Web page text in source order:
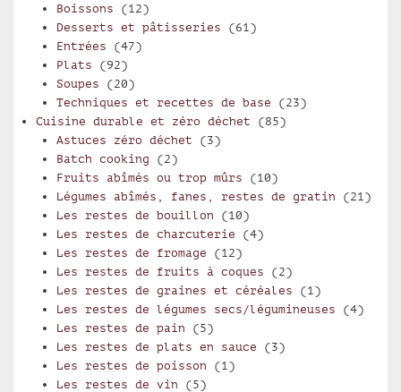
Boissons (12)
Desserts et pâtisseries (61)
Entrées (47)
Plats (92)
Soupes (20)
Techniques et recettes de base (23)
Cuisine durable et zéro déchet (85)
Astuces zéro déchet (3)
Batch cooking (2)
Fruits abîmés ou trop mûrs (10)
Légumes abîmés, fanes, restes de gratin (21)
Les restes de bouillon (10)
Les restes de charcuterie (4)
Les restes de fromage (12)
Les restes de fruits à coques (2)
Les restes de graines et céréales (1)
Les restes de légumes secs/légumineuses (4)
Les restes de pain (5)
Les restes de plats en sauce (3)
Les restes de poisson (1)
Les restes de vin (5)